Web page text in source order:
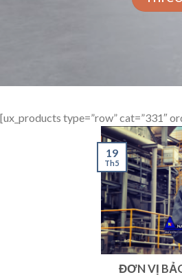
[ux_products type=”row” cat=”331″
ĐƠN VỊ
19
Th5